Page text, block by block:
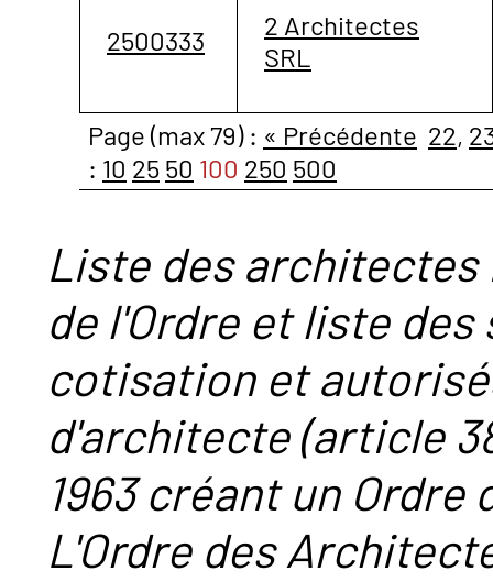
2500333
2 Architectes
SRL
Page (max 79) : « Précédente 22,
: 10 25 50 100 250 500
Liste des
de l'Ordre et liste
cotisation et
d'architecte (article
1963 créant un
L'Ordre des